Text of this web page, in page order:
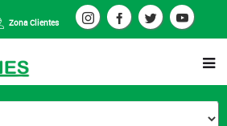
Zona Clientes